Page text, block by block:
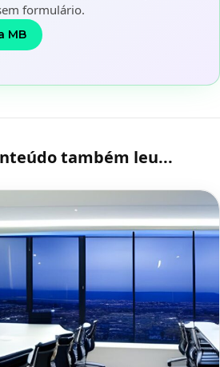
formulário.
MB
também leu...